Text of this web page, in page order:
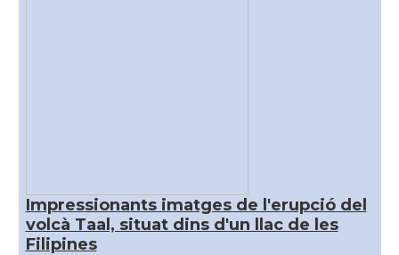
Impressionants imatges de l'erupció del
volcà Taal, situat dins d'un llac de les
Filipines